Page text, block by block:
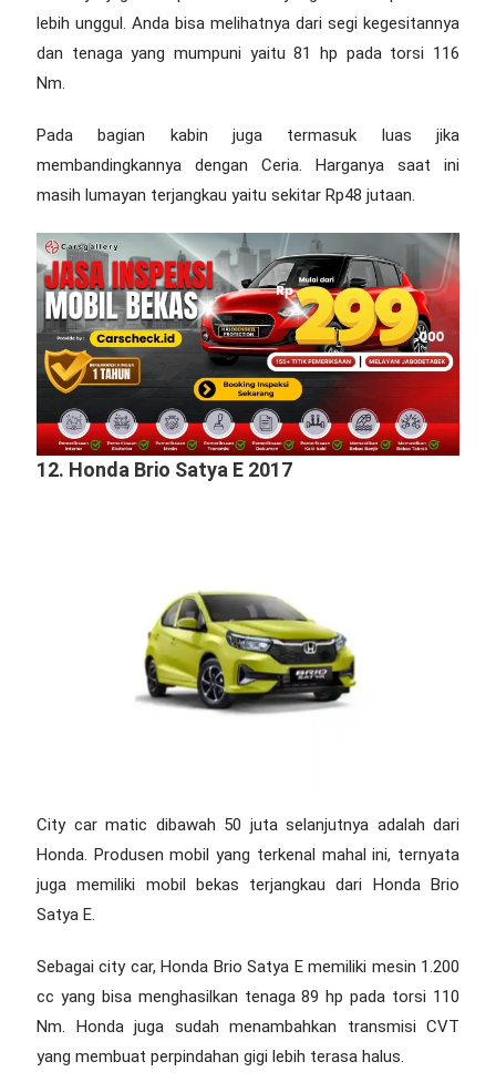
lebih unggul. Anda bisa melihatnya dari segi kegesitannya
dan tenaga yang mumpuni yaitu 81 hp pada torsi 116
Nm.
Pada bagian kabin juga termasuk luas jika
membandingkannya dengan Ceria. Harganya saat ini
masih lumayan terjangkau yaitu sekitar Rp48 jutaan.
12. Honda Brio Satya E 2017
City car matic dibawah 50 juta selanjutnya adalah dari
Honda. Produsen mobil yang terkenal mahal ini, ternyata
juga memiliki mobil bekas terjangkau dari Honda Brio
Satya E.
Sebagai city car, Honda Brio Satya E memiliki mesin 1.200
cc yang bisa menghasilkan tenaga 89 hp pada torsi 110
Nm. Honda juga sudah menambahkan transmisi CVT
yang membuat perpindahan gigi lebih terasa halus.